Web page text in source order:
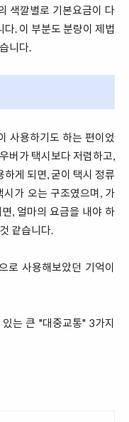
색깔별로 기본요금이 다
. 이 부분도 분량이 제법
니다.
사용하기도 하는 편이었
버가 택시보다 저렴하고,
게 되면, 굳이 택시 정류
가 오는 구조였으며, 가
, 얼마의 요금을 내야 하
같습니다.
로 사용해보았던 기억이
는 큰 "대중교통" 3가지